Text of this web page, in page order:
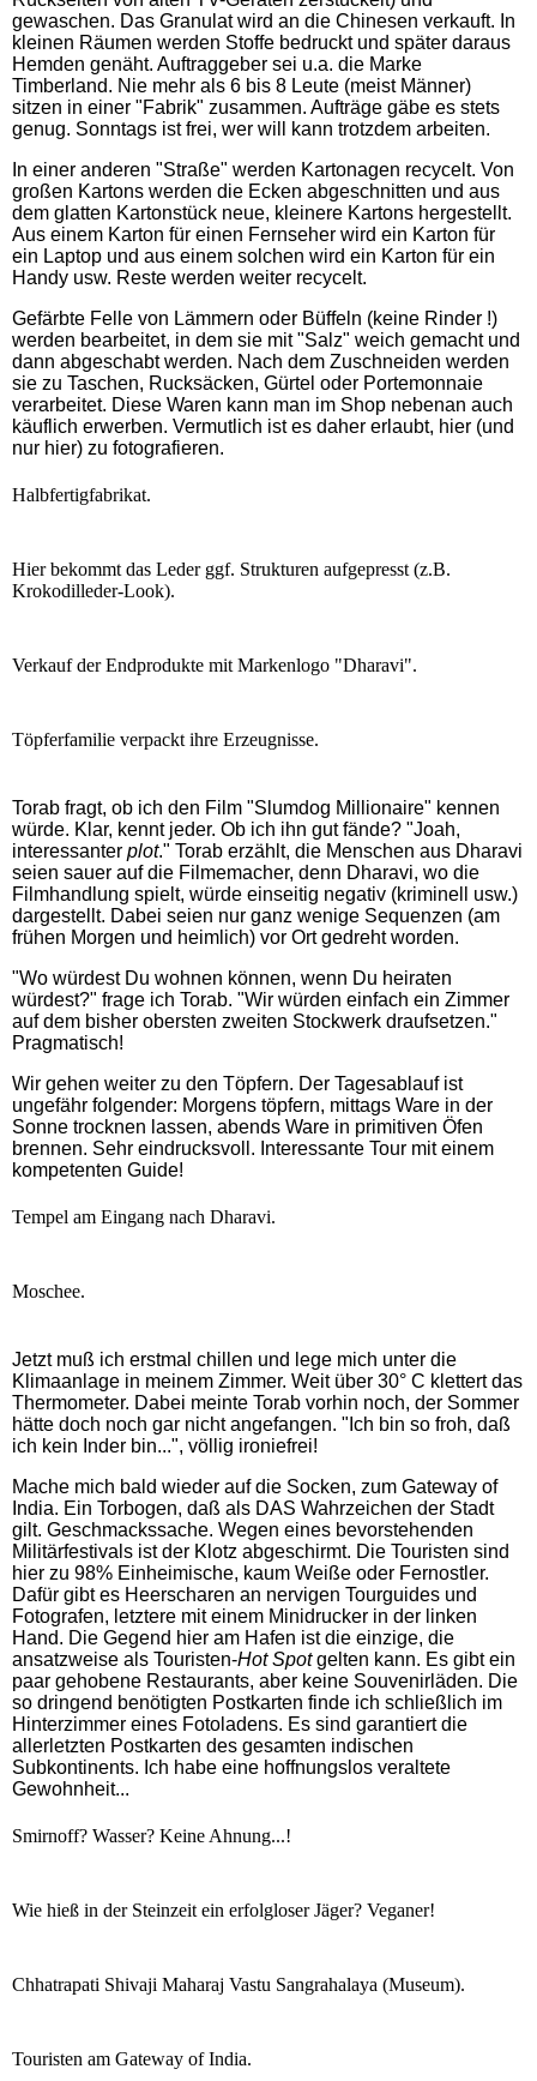
gewaschen. Das Granulat wird an die Chinesen verkauft. In
kleinen Räumen werden Stoffe bedruckt und später daraus
Hemden genäht. Auftraggeber sei u.a. die Marke
Timberland. Nie mehr als 6 bis 8 Leute (meist Männer)
sitzen in einer "Fabrik" zusammen. Aufträge gäbe es stets
genug. Sonntags ist frei, wer will kann trotzdem arbeiten.
In einer anderen "Straße" werden Kartonagen recycelt. Von
großen Kartons werden die Ecken abgeschnitten und aus
dem glatten Kartonstück neue, kleinere Kartons hergestellt.
Aus einem Karton für einen Fernseher wird ein Karton für
ein Laptop und aus einem solchen wird ein Karton für ein
Handy usw. Reste werden weiter recycelt.
Gefärbte Felle von Lämmern oder Büffeln (keine Rinder !)
werden bearbeitet, in dem sie mit "Salz" weich gemacht und
dann abgeschabt werden. Nach dem Zuschneiden werden
sie zu Taschen, Rucksäcken, Gürtel oder Portemonnaie
verarbeitet. Diese Waren kann man im Shop nebenan auch
käuflich erwerben. Vermutlich ist es daher erlaubt, hier (und
nur hier) zu fotografieren.
Halbfertigfabrikat.
Hier bekommt das Leder ggf. Strukturen aufgepresst (z.B.
Krokodilleder-Look).
Verkauf der Endprodukte mit Markenlogo "Dharavi".
Töpferfamilie verpackt ihre Erzeugnisse.
Torab fragt, ob ich den Film "Slumdog Millionaire" kennen
würde. Klar, kennt jeder. Ob ich ihn gut fände? "Joah,
interessanter plot." Torab erzählt, die Menschen aus Dharavi
seien sauer auf die Filmemacher, denn Dharavi, wo die
Filmhandlung spielt, würde einseitig negativ (kriminell usw.)
dargestellt. Dabei seien nur ganz wenige Sequenzen (am
frühen Morgen und heimlich) vor Ort gedreht worden.
"Wo würdest Du wohnen können, wenn Du heiraten
würdest?" frage ich Torab. "Wir würden einfach ein Zimmer
auf dem bisher obersten zweiten Stockwerk draufsetzen."
Pragmatisch!
Wir gehen weiter zu den Töpfern. Der Tagesablauf ist
ungefähr folgender: Morgens töpfern, mittags Ware in der
Sonne trocknen lassen, abends Ware in primitiven Öfen
brennen. Sehr eindrucksvoll. Interessante Tour mit einem
kompetenten Guide!
Tempel am Eingang nach Dharavi.
Moschee.
Jetzt muß ich erstmal chillen und lege mich unter die
Klimaanlage in meinem Zimmer. Weit über 30° C klettert das
Thermometer. Dabei meinte Torab vorhin noch, der Sommer
hätte doch noch gar nicht angefangen. "Ich bin so froh, daß
ich kein Inder bin...", völlig ironiefrei!
Mache mich bald wieder auf die Socken, zum Gateway of
India. Ein Torbogen, daß als DAS Wahrzeichen der Stadt
gilt. Geschmackssache. Wegen eines bevorstehenden
Militärfestivals ist der Klotz abgeschirmt. Die Touristen sind
hier zu 98% Einheimische, kaum Weiße oder Fernostler.
Dafür gibt es Heerscharen an nervigen Tourguides und
Fotografen, letztere mit einem Minidrucker in der linken
Hand. Die Gegend hier am Hafen ist die einzige, die
ansatzweise als Touristen-Hot Spotgelten kann. Es gibt ein
paar gehobene Restaurants, aber keine Souvenirläden. Die
so dringend benötigten Postkarten finde ich schließlich im
Hinterzimmer eines Fotoladens. Es sind garantiert die
allerletzten Postkarten des gesamten indischen
Subkontinents. Ich habe eine hoffnungslos veraltete
Gewohnheit...
Smirnoff? Wasser? Keine Ahnung...!
Wie hieß in der Steinzeit ein erfolgloser Jäger? Veganer!
Chhatrapati Shivaji Maharaj Vastu Sangrahalaya (Museum).
Touristen am Gateway of India.